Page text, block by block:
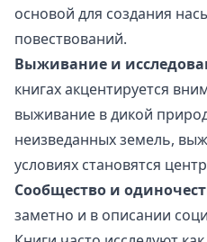
основой для создания
повествований.
Выживание и
книгах акцентируется
выживание в дикой
неизведанных земель,
условиях становятся
Сообщество и
заметно и в описании